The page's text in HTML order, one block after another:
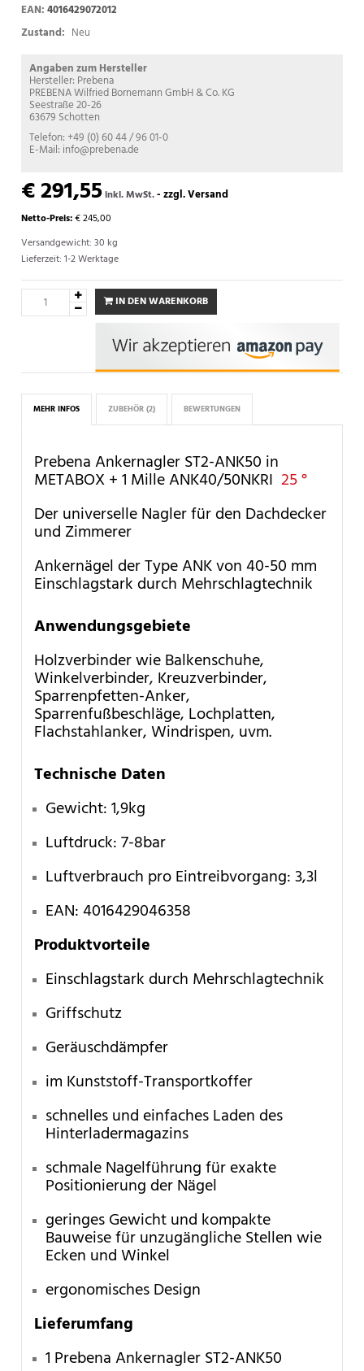
EAN:4016429072012
Zustand: Neu
Angaben zum Hersteller
Hersteller: Prebena
PREBENA Wilfried Bornemann GmbH & Co. KG
Seestraße 20-26
63679 Schotten
Telefon: +49 (0) 60 44 / 96 01-0
E-Mail: info@prebena.de
€ 291,55inkl. MwSt.-zzgl. Versand
Netto-Preis:€ 245,00
Versandgewicht: 30 kg
Lieferzeit: 1-2 Werktage
IN DEN WARENKORB
MEHR INFOS ZUBEHÖR(2) BEWERTUNGEN
Prebena Ankernagler ST2-ANK50 in
METABOX + 1 Mille ANK40/50NKRI 25 °
Der universelle Nagler für den Dachdecker
und Zimmerer
Ankernägel der Type ANK von 40-50 mm
Einschlagstark durch Mehrschlagtechnik
Anwendungsgebiete
Holzverbinder wie Balkenschuhe,
Winkelverbinder, Kreuzverbinder,
Sparrenpfetten-Anker,
Sparrenfußbeschläge, Lochplatten,
Flachstahlanker, Windrispen, uvm.
Technische Daten
Gewicht: 1,9kg
Luftdruck: 7-8bar
Luftverbrauch pro Eintreibvorgang: 3,3l
EAN:4016429046358
Produktvorteile
Einschlagstark durch Mehrschlagtechnik
Griffschutz
Geräuschdämpfer
im Kunststoff-Transportkoffer
schnelles und einfaches Laden des
Hinterladermagazins
schmale Nagelführung für exakte
Positionierung der Nägel
geringes Gewicht und kompakte
Bauweise für unzugängliche Stellen wie
Ecken und Winkel
ergonomisches Design
Lieferumfang
1 Prebena Ankernagler ST2-ANK50